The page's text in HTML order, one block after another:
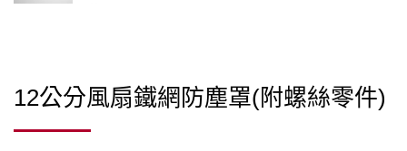
12公分風扇鐵網防塵罩(附螺絲零件)